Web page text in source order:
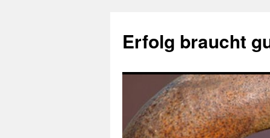
Erfolg braucht